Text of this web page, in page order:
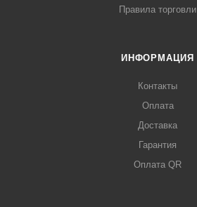
Правила торговли
ИНФОРМАЦИЯ
Контакты
Оплата
Доставка
Гарантия
Оплата QR